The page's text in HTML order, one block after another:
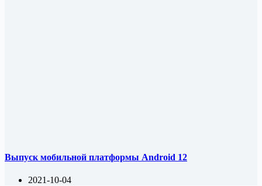
Выпуск мобильной платформы Android 12
2021-10-04